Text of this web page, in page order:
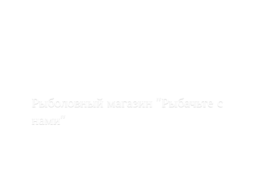
Рыболовный магазин "Рыбачьте с
нами"